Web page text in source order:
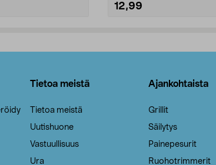
12,99
Tietoa meistä
Tietoa meistä
Uutishuone
Vastuullisuus
Ura
Ajankohtaista
Grillit
Säilytys
Painepesurit
Ruohotrimmerit